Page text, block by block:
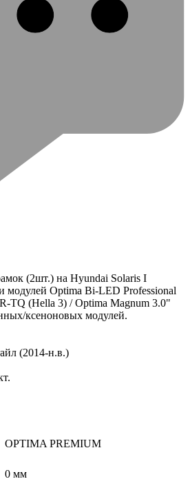
(2шт.) на Hyundai Solaris I
модулей Optima Bi-LED Professional
TQ (Hella 3) / Optima Magnum 3.0"
ксеноновых модулей.
(2014-н.в.)
OPTIMA PREMIUM
0 мм